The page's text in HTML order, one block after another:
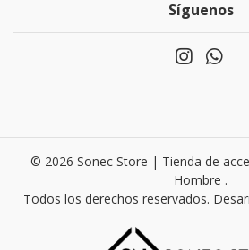
Síguenos
© 2026 Sonec Store | Tienda de
Hombre .
Todos los derechos reservados.